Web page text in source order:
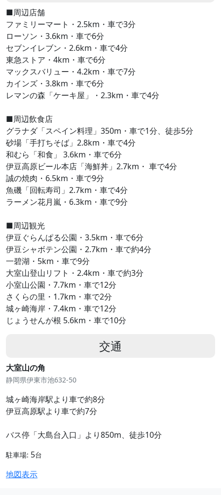
■周辺店舗
ファミリーマート・2.5km・車で3分
ローソン・3.6km・車で6分
セブンイレブン・2.6km・車で4分
東急ストア・4km・車で6分
マックスバリュー・4.2km・車で7分
カインズ・3.8km・車で6分
レマンの森「ケーキ屋」・2.3km・車で4分
■周辺飲食店
グラナダ「スペイン料理」350m・車で1分、徒歩5分
砂場「手打ちそば」2.8km・車で4分
和むら「和食」 3.6km・車で6分
伊豆高原ビール本店「海鮮丼」2.7km・ 車で4分
誠の焼肉・6.5km・車で9分
魚磯「回転寿司」2.7km・車で4分
ラーメン花月嵐・6.3km・車で9分
■周辺観光
伊豆ぐらんぱる公園・3.5km・車で6分
伊豆シャボテン公園・2.7km・車で約4分
一碧湖・5km・車で9分
大室山登山リフト・2.4km・車で約3分
小室山公園・7.7km・車で12分
さくらの里・1.7km・車で2分
城ヶ崎海岸・7.4km・車で12分
じょうせんが根 5.6km・車で10分
交通
大室山の角
静岡県伊東市池632-50
城ヶ崎海岸駅より車で約8分
伊豆高原駅より車で約7分
バス停「大島台入口」より850m、徒歩10分
駐車場: 5台
地図表示